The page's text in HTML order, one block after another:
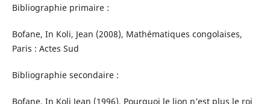
Bibliographie primaire :
Bofane, In Koli, Jean (2008), Mathématiques congolaises,
Paris : Actes Sud
Bibliographie secondaire :
Bofane, In Koli Jean (1996), Pourquoi le lion n’est plus le roi